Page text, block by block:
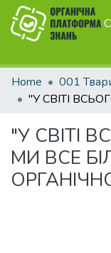
Home
001
"У СВІТІ
МИ ВСЕ